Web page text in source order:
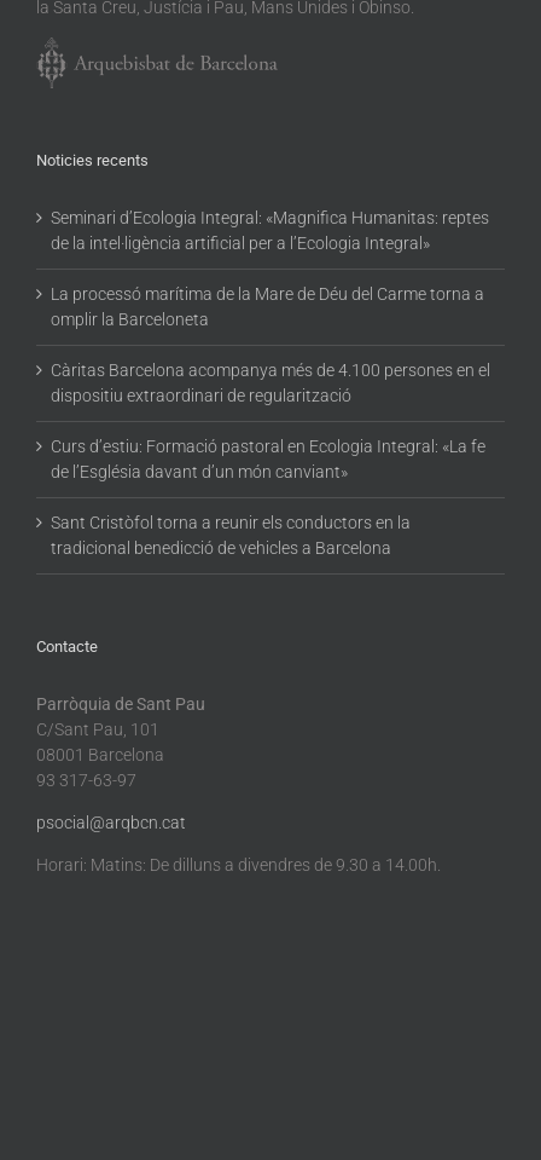
la Santa Creu, Justícia i Pau, Mans Unides i Obinso.
Noticies recents
Seminari d’Ecologia Integral: «Magnifica Humanitas: reptes
de la intel·ligència artificial per a l’Ecologia Integral»
La processó marítima de la Mare de Déu del Carme torna a
omplir la Barceloneta
Càritas Barcelona acompanya més de 4.100 persones en el
dispositiu extraordinari de regularització
Curs d’estiu: Formació pastoral en Ecologia Integral: «La fe
de l’Església davant d’un món canviant»
Sant Cristòfol torna a reunir els conductors en la
tradicional benedicció de vehicles a Barcelona
Contacte
Parròquia de Sant Pau
C/Sant Pau, 101
08001 Barcelona
93 317-63-97
psocial@arqbcn.cat
Horari: Matins: De dilluns a divendres de 9.30 a 14.00h.